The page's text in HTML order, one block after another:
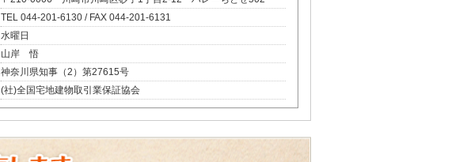
TEL 044-201-6130 / FAX 044-201-6131
水曜日
山岸 悟
神奈川県知事（2）第27615号
(社)全国宅地建物取引業保証協会